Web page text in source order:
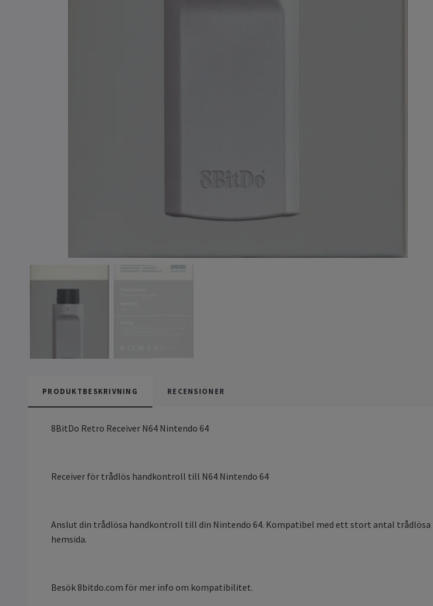
PRODUKTBESKRIVNING RECENSIONER
8BitDo Retro Receiver N64 Nintendo 64
Receiver för trådlös handkontroll till N64 Nintendo 64
Anslut din trådlösa handkontroll till din Nintendo 64. Kompatibel med ett stort antal
hemsida.
Besök 8bitdo.com för mer info om kompatibilitet.